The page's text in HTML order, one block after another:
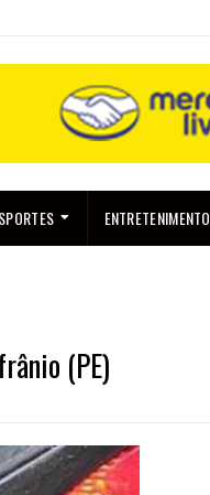
ENTRETENIMENTO
(PE)